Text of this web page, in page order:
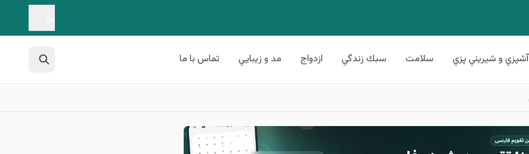
آشپزي و شيريني پزي سلامت سبك زندگي ازدواج مد و زيبايي تماس با ما